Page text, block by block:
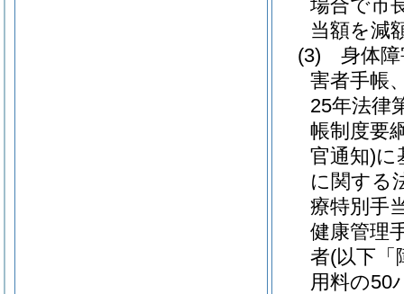
場合で市
当額を減
(3)
身体
害者手帳
25年法律
帳制度要
官通知)に
に関する
療特別手
健康管理
者(以下「
用料の50